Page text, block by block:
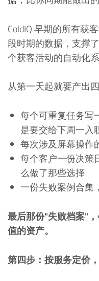
ColdIQ 早期的所有获
段时期的数据，支撑
个获客活动的自动化系
从第一天起就要产出
每个可重复任务写
是要交给下周一入
每次涉及屏幕操作
每个客户一份决策
么做了那些选择
一份失败案例合集
最后那份"失败档案"
值的资产。
第四步：按服务定价